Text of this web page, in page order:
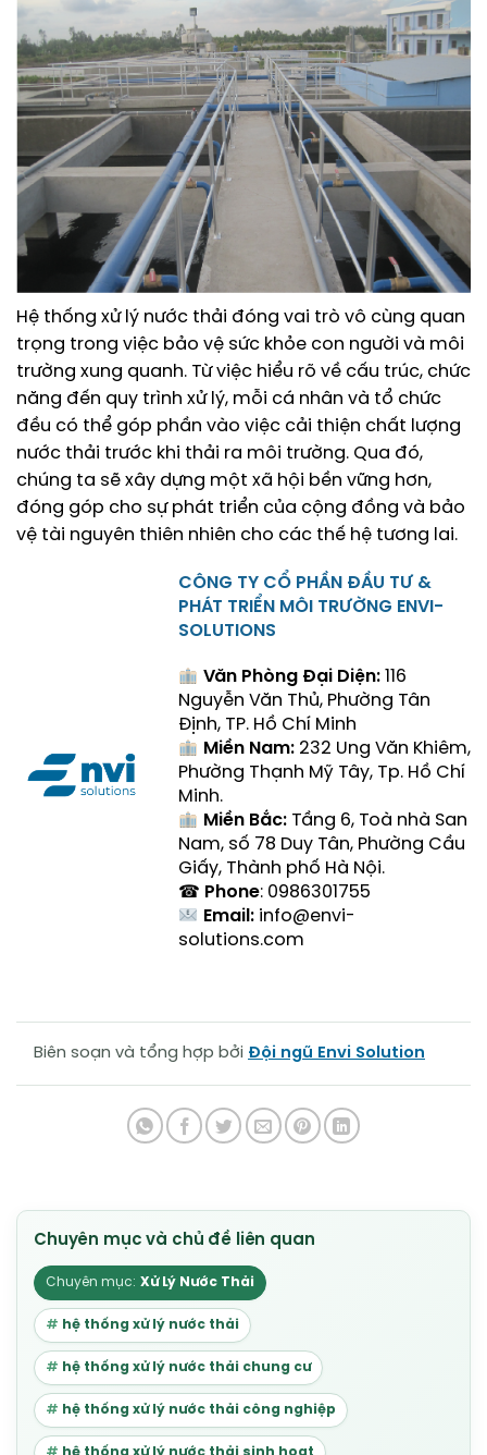
Hệ thống xử lý nước thải đóng vai trò vô cùng quan
trọng trong việc bảo vệ sức khỏe con người và môi
trường xung quanh. Từ việc hiểu rõ về cấu trúc, chức
năng đến quy trình xử lý, mỗi cá nhân và tổ chức
đều có thể góp phần vào việc cải thiện chất lượng
nước thải trước khi thải ra môi trường. Qua đó,
chúng ta sẽ xây dựng một xã hội bền vững hơn,
đóng góp cho sự phát triển của cộng đồng và bảo
vệ tài nguyên thiên nhiên cho các thế hệ tương lai.
CÔNG TY CỔ PHẦN ĐẦU TƯ &
PHÁT TRIỂN MÔI TRƯỜNG ENVI-
SOLUTIONS
Văn Phòng Đại Diện:116
Nguyễn Văn Thủ, Phường Tân
Định, TP. Hồ Chí Minh
Miền Nam:232 Ung Văn Khiêm,
Phường Thạnh Mỹ Tây, Tp. Hồ Chí
Minh.
Miền Bắc:Tầng 6, Toà nhà San
Nam, số 78 Duy Tân, Phường Cầu
Giấy, Thành phố Hà Nội.
☎ Phone: 0986301755
Email:info@envi-
solutions.com
Biên soạn và tổng hợp bởi Đội ngũ Envi Solution
Xử Lý Nước Thải
hệ thống xử lý nước thải
hệ thống xử lý nước thải chung cư
hệ thống xử lý nước thải công nghiệp